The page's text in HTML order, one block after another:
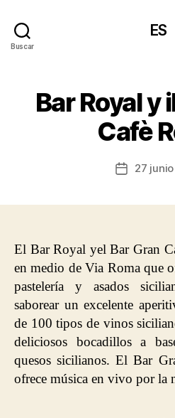
Buscar
ES
Bar Royal y
Cafè
Fecha
27
El Bar Royal yel Bar Gran
en medio de Via Roma que
pastelería y asados
saborear un excelente
de 100 tipos de vinos
deliciosos bocadillos a
quesos sicilianos. El Bar
ofrece música en vivo por la